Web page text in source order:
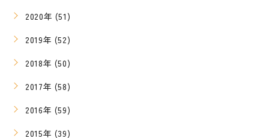
2020年 (51)
2019年 (52)
2018年 (50)
2017年 (58)
2016年 (59)
2015年 (39)